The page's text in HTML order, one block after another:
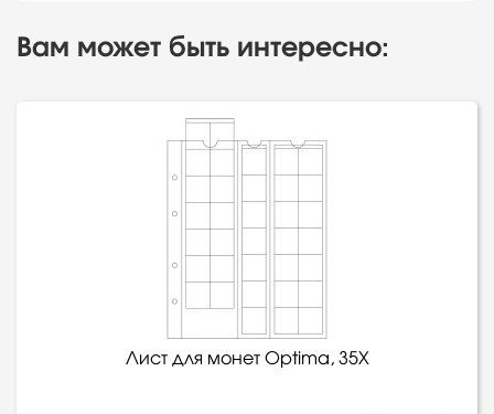
Вам может быть интересно:
Лист для монет Optima, 35Х